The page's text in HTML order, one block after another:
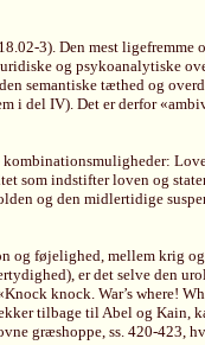
3). Den mest
og psykoanalytiske
semantiske tæthed og
i del IV). Det er derfor
indstifter loven og
og den midlertidige
og føjelighed, mellem krig
er det selve den
knock. War’s where!
tilbage til Abel og Kain,
græshoppe, ss. 420-423,